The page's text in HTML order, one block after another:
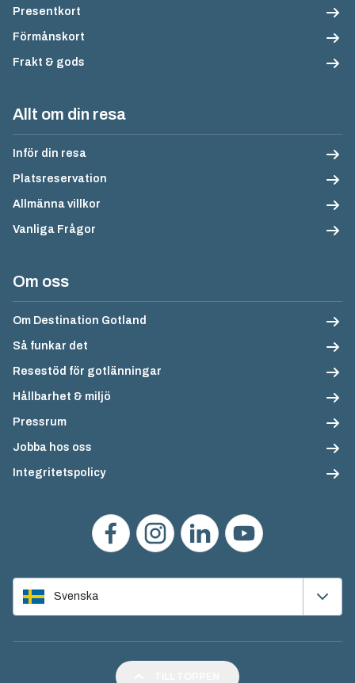
Presentkort
Förmånskort
Frakt & gods
Allt om din resa
Inför din resa
Platsreservation
Allmänna villkor
Vanliga Frågor
Om oss
Om Destination Gotland
Så funkar det
Resestöd för gotlänningar
Hållbarhet & miljö
Pressrum
Jobba hos oss
Integritetspolicy
Svenska